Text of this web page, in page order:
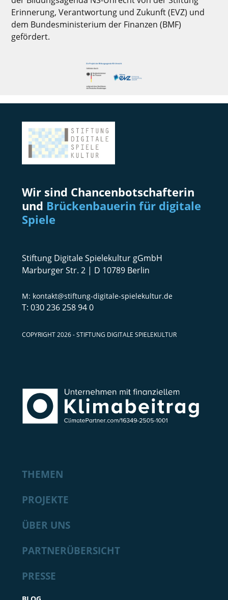
Erinnerung, Verantwortung und Zukunft (EVZ) und
dem Bundesministerium der Finanzen (BMF)
gefördert.
Wir sind Chancenbotschafterin
und Brückenbauerin für digitale
Spiele
Stiftung Digitale Spielekultur gGmbH
Marburger Str. 2 | D 10789 Berlin
kontakt@stiftung-digitale-spielekultur.de
030 236 258 94 0
COPYRIGHT 2026 - STIFTUNG DIGITALE SPIELEKULTUR
THEMEN
PROJEKTE
ÜBER UNS
PARTNERÜBERSICHT
PRESSE